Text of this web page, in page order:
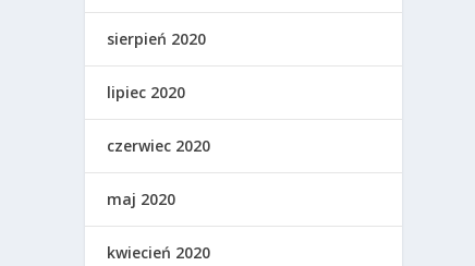
sierpień 2020
lipiec 2020
czerwiec 2020
maj 2020
kwiecień 2020